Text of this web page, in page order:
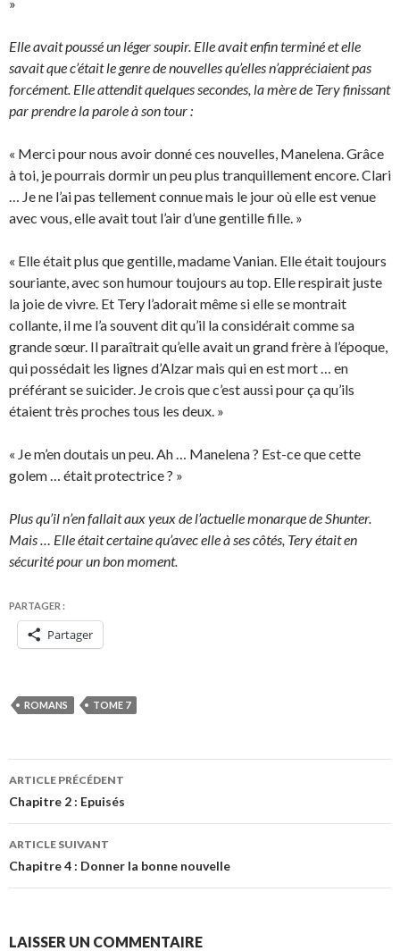
Elle avait poussé un léger soupir. Elle avait enfin terminé et elle
savait que c’était le genre de nouvelles qu’elles n’appréciaient pas
forcément. Elle attendit quelques secondes, la mère de Tery finissant
par prendre la parole à son tour :
« Merci pour nous avoir donné ces nouvelles, Manelena. Grâce
à toi, je pourrais dormir un peu plus tranquillement encore. Clari
… Je ne l’ai pas tellement connue mais le jour où elle est venue
avec vous, elle avait tout l’air d’une gentille fille. »
« Elle était plus que gentille, madame Vanian. Elle était toujours
souriante, avec son humour toujours au top. Elle respirait juste
la joie de vivre. Et Tery l’adorait même si elle se montrait
collante, il me l’a souvent dit qu’il la considérait comme sa
grande sœur. Il paraîtrait qu’elle avait un grand frère à l’époque,
qui possédait les lignes d’Alzar mais qui en est mort … en
préférant se suicider. Je crois que c’est aussi pour ça qu’ils
étaient très proches tous les deux. »
« Je m’en doutais un peu. Ah … Manelena ? Est-ce que cette
golem … était protectrice ? »
Plus qu’il n’en fallait aux yeux de l’actuelle monarque de Shunter.
Mais … Elle était certaine qu’avec elle à ses côtés, Tery était en
sécurité pour un bon moment.
PARTAGER :
Partager
ROMANS TOME 7
Navigation
des
articles
ARTICLE PRÉCÉDENT
Chapitre 2 : Epuisés
ARTICLE SUIVANT
Chapitre 4 : Donner la bonne nouvelle
LAISSER UN COMMENTAIRE